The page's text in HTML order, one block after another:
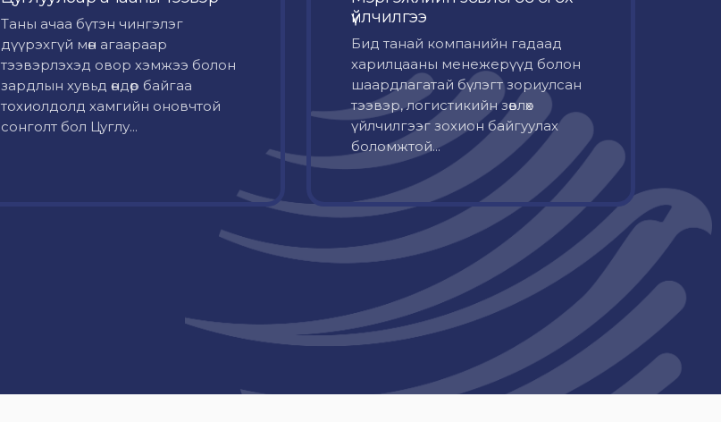
Таны ачаа бүтэн чингэлэг
дүүрэхгүй мөн агаараар
тээвэрлэхэд овор хэмжээ болон
зардлын хувьд өндөр байгаа
тохиолдолд хамгийн оновчтой
сонголт бол Цуглу...
үйлчилгээ
Бид танай компанийн гадаад
харилцааны менежерүүд болон
шаардлагатай бүлэгт зориулсан
тээвэр, логистикийн зөвлөх
үйлчилгээг зохион байгуулах
боломжтой...